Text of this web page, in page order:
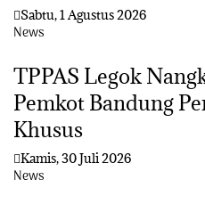
Sabtu, 1 Agustus 2026
News
TPPAS Legok
Pemkot Bandung
Khusus
Kamis, 30 Juli 2026
News